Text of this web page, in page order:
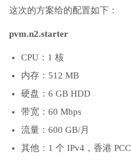
这次的方案给的配置如下：
pvm.n2.starter
CPU：1 核
内存：512 MB
硬盘：6 GB HDD
带宽：60 Mbps
流量：600 GB/月
其他：1 个 IPv4，香港